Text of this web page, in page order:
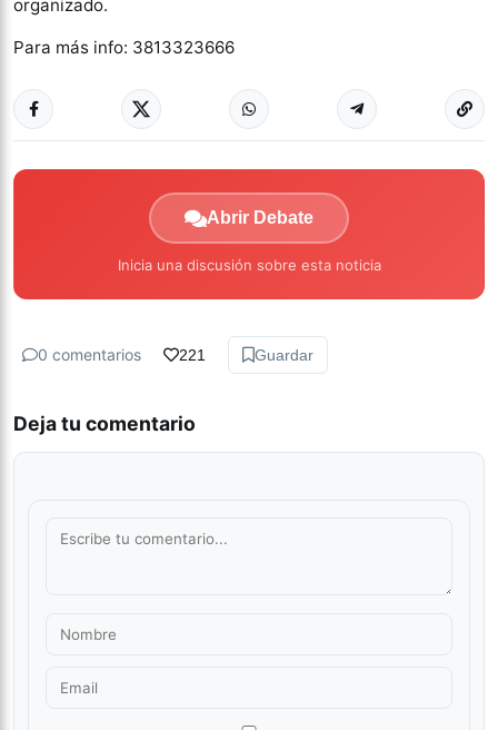
organizado.
Para más info: 3813323666
Abrir Debate
Inicia una discusión sobre esta noticia
0 comentarios 221 Guardar
Deja tu comentario